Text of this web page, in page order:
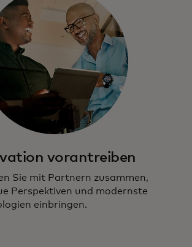
vorantreiben
Sie mit Partnern zusammen,
Perspektiven und modernste
einbringen.